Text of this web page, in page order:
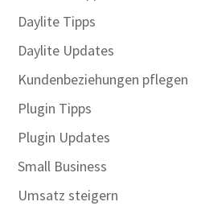
Daylite Tipps
Daylite Updates
Kundenbeziehungen pflegen
Plugin Tipps
Plugin Updates
Small Business
Umsatz steigern